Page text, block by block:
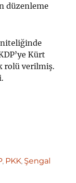
düzenleme
niteliğinde
Kürt
rolü verilmiş.
, PKK, Şengal